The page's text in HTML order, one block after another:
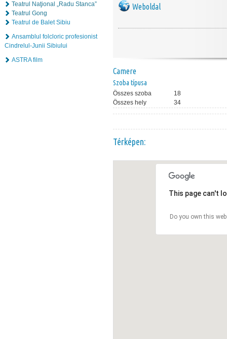
Teatrul Naţional „Radu Stanca”
Teatrul Gong
Teatrul de Balet Sibiu
Ansamblul folcloric profesionist
Cindrelul-Junii Sibiului
ASTRA film
Weboldal
Camere
Szoba típusa
Összes szoba
18
Összes hely
34
Térképen:
This page can't
Do you own this